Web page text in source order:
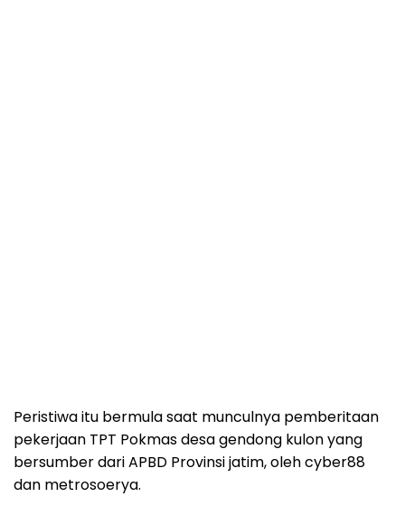
Peristiwa itu bermula saat munculnya pemberitaan
pekerjaan TPT Pokmas desa gendong kulon yang
bersumber dari APBD Provinsi jatim, oleh cyber88
dan metrosoerya.